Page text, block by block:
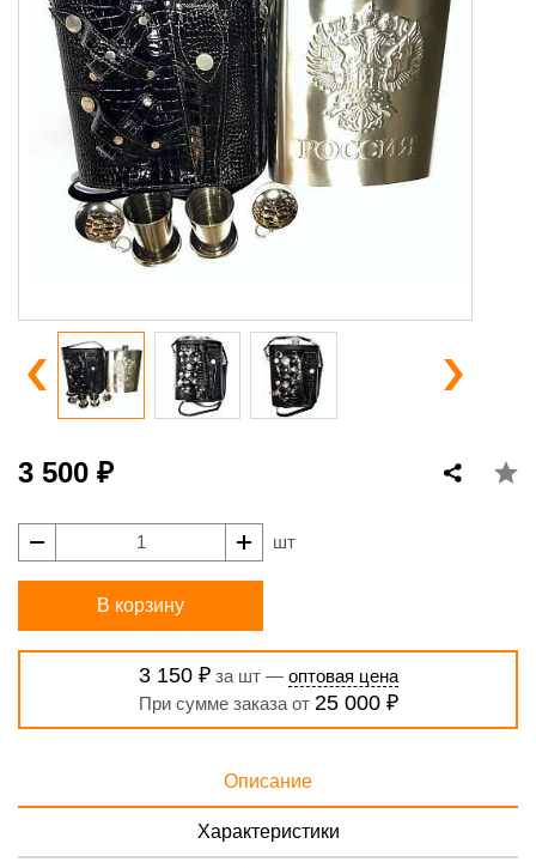
3 500 ₽
шт
В корзину
3 150 ₽за шт — оптовая цена
При сумме заказа от 25 000 ₽
Описание
Характеристики